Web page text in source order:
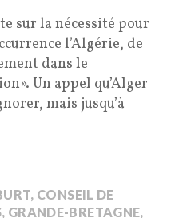
sur la nécessité pour
l’Algérie, de
dans le
Un appel qu’Alger
mais jusqu’à
, CONSEIL DE
, GRANDE-BRETAGNE,